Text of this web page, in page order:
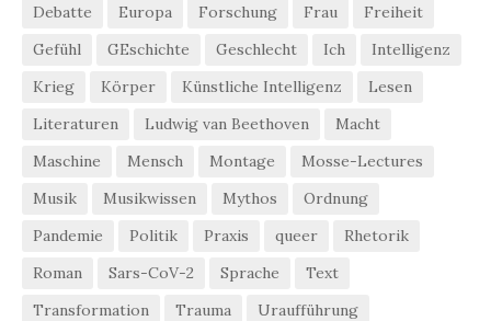
Debatte
Europa Forschung Frau
Freiheit
Gefühl
GEschichte Geschlecht Ich
Intelligenz
Krieg
Körper Künstliche Intelligenz
Lesen
Literaturen
Ludwig van Beethoven
Macht
Maschine
Mensch Montage
Mosse-Lectures
Musik
Musikwissen Mythos
Ordnung
Pandemie
Politik Praxis queer
Rhetorik
Roman
Sars-CoV-2 Sprache
Text
Transformation
Trauma
Uraufführung